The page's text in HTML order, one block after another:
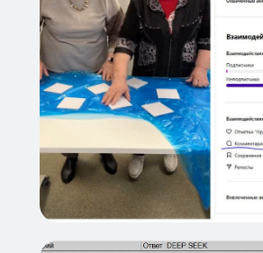
1
Покрытие комментариев:
система обрабатывает
практически все сообщения, а в
одном канале их может быть до
1000 в день. Такой объем был
физически невозможен для
ручной обработки, особенно
когда комментарии оставляли
даже под прошлогодними